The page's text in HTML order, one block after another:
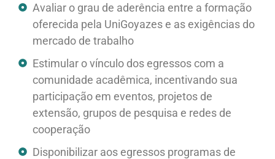
Avaliar o grau de aderência entre a formação
oferecida pela UniGoyazes e as exigências do
mercado de trabalho
Estimular o vínculo dos egressos com a
comunidade acadêmica, incentivando sua
participação em eventos, projetos de
extensão, grupos de pesquisa e redes de
cooperação
Disponibilizar aos egressos programas de